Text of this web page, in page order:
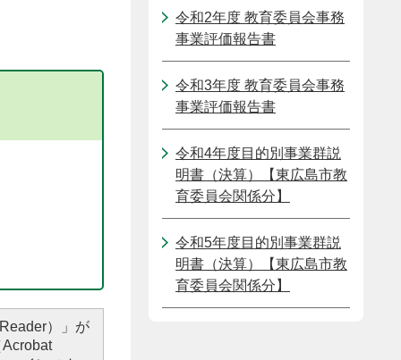
）」が
令和2年度 教育委員会事務
事業評価報告書
令和3年度 教育委員会事務
事業評価報告書
令和4年度目的別事業群説
明書（決算）【東広島市教
育委員会関係分】
令和5年度目的別事業群説
明書（決算）【東広島市教
育委員会関係分】